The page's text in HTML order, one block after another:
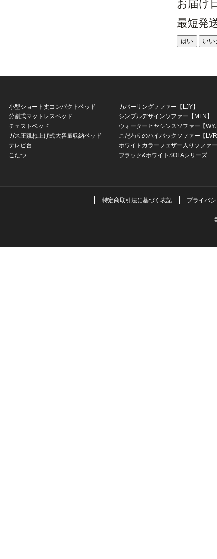
お届け
最短発
はい いい
小型ショート丈コンパクトベッド
分割式マットレスベッド
チェストベッド
ガス圧跳ね上げ式大容量収納ベッド
テレビ台
こたつ
カバーリングソファー【LJY】
シンプルデザインソファー【MLN】
ウォーターヒヤシンスソファー【
こだわりのハイバックソファー【
ホワイトカラーフェザー入りソファ
ブラック&ホワイトSOFAシリーズ
特定商取引法に基づく表記 プライバ